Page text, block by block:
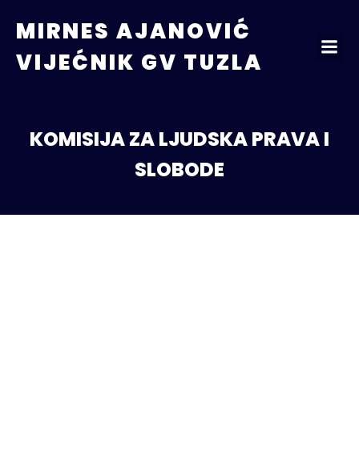
MIRNES AJANOVIĆ
VIJEĆNIK GV TUZLA
KOMISIJA ZA LJUDSKA PRAVA I
SLOBODE